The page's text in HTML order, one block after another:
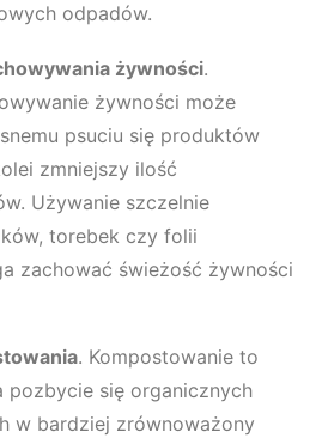
odpadów.
żywności.
żywności może
psuciu się produktów
zmniejszy ilość
Używanie szczelnie
torebek czy folii
zachować świeżość żywności
. Kompostowanie to
pozbycie się organicznych
w bardziej zrównoważony